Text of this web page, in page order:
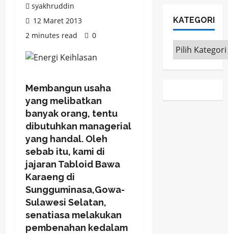
syakhruddin
12 Maret 2013
2 minutes read
0
Membangun usaha
yang melibatkan
banyak orang, tentu
dibutuhkan managerial
yang handal. Oleh
sebab itu, kami di
jajaran Tabloid Bawa
Karaeng di
Sungguminasa,Gowa-
Sulawesi Selatan,
senatiasa melakukan
pembenahan kedalam
KATEGORI
Kategori